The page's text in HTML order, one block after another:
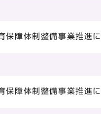
保障体制整備事業推進
保障体制整備事業推進